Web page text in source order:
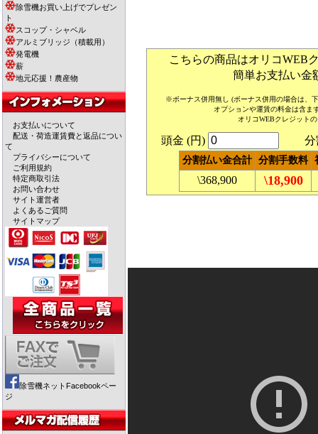
除雪機お買い上げでプレゼン
ト
スコップ・シャベル
アルミブリッジ（積載用）
発電機
薪
地元応援！農産物
お支払いについて
配送・荷造運賃費と返品につい
て
プライバシーについて
ご利用規約
特定商取引法
お問い合わせ
サイト運営者
よくあるご質問
サイトマップ
除雪機ネットFacebookペー
ジ
こちらの商品はオリコWEB
簡単お支払い金
※ボーナス併用無し (ボーナス併用の場合は、
オプションや運賃の料金は含ま
オリコWEBクレジット
頭金 (円) 分割
分割払い金合計 分割手数料
\368,900 \18,900